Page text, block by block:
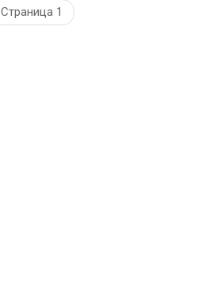
Страница 1